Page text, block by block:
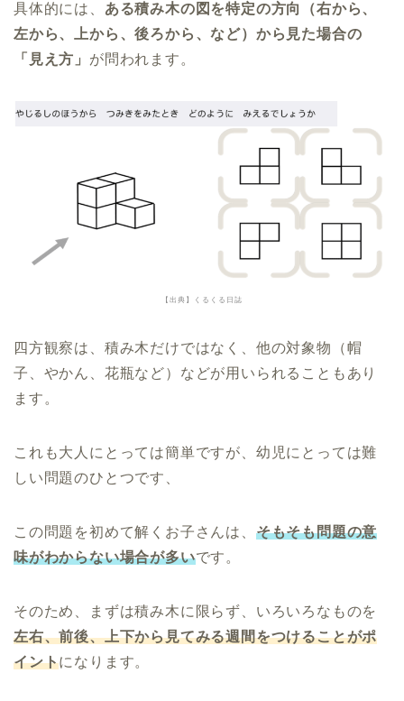
具体的には、 ある積み木の図を特定の方向（右から、
左から、上から、後ろから、など）から見た場合の
「見え方」 が問われます。
【出典】くるくる日誌
四方観察は、積み木だけではなく、他の対象物（帽
子、やかん、花瓶など）などが用いられることもあり
ます。
これも大人にとっては簡単ですが、幼児にとっては難
しい問題のひとつです、
この問題を初めて解くお子さんは、 そもそも問題の意
味がわからない場合が多いです。
そのため、まずは積み木に限らず、いろいろなものを
左右、前後、上下から見てみる週間をつけることがポ
イントになります。